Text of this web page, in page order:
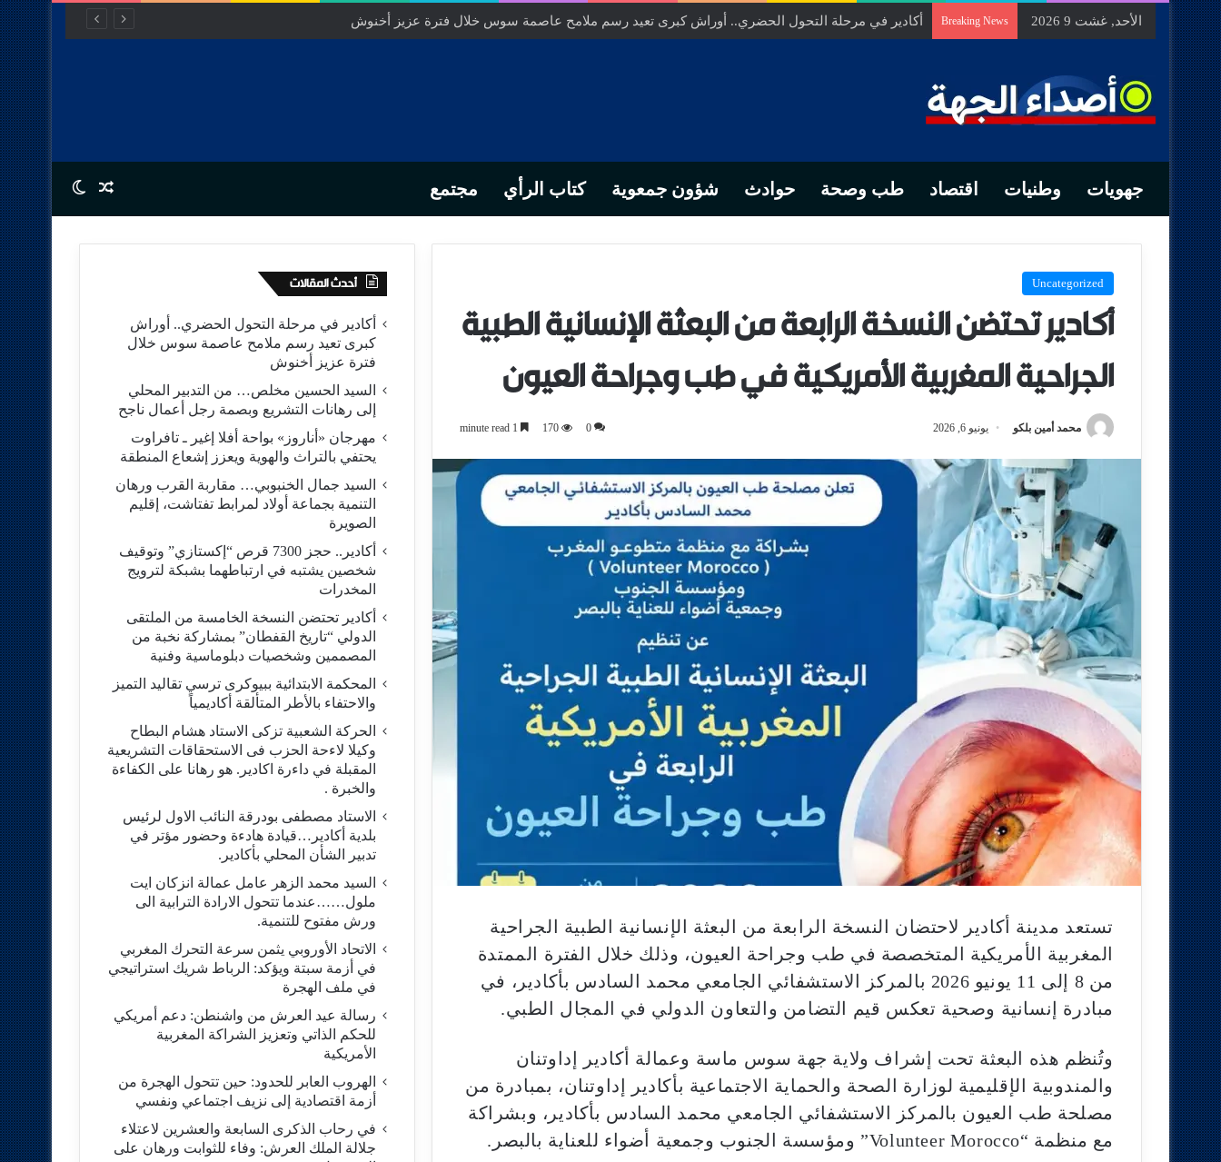
الأحد, غشت 9 2026 Breaking News السيد الحسين مخلص… من التدبير المحلي إلى رهانات التشريع وبصمة رجل أعمال ناجح
جهويات وطنيات اقتصاد طب وصحة حوادث شؤون جمعوية كتاب الرأي مجتمع Random Article
Switch skin
Uncategorized
أكادير تحتضن النسخة الرابعة من البعثة الإنسانية الطبية
الجراحية المغربية الأمريكية في طب وجراحة العيون
محمد أمين بلكو يونيو 6, 2026 0
170
تستعد مدينة أكادير لاحتضان النسخة الرابعة من البعثة الإنسانية الطبية الجراحية
المغربية الأمريكية المتخصصة في طب وجراحة العيون، وذلك خلال الفترة الممتدة
من 8 إلى 11 يونيو 2026 بالمركز الاستشفائي الجامعي محمد السادس بأكادير، في
مبادرة إنسانية وصحية تعكس قيم التضامن والتعاون الدولي في المجال الطبي.
وتُنظم هذه البعثة تحت إشراف ولاية جهة سوس ماسة وعمالة أكادير إداوتنان
والمندوبية الإقليمية لوزارة الصحة والحماية الاجتماعية بأكادير إداوتنان، بمبادرة من
مصلحة طب العيون بالمركز الاستشفائي الجامعي محمد السادس بأكادير، وبشراكة
مع منظمة “Volunteer Morocco” ومؤسسة الجنوب وجمعية أضواء للعناية بالبصر.
أحدث المقالات
أكادير في مرحلة التحول الحضري.. أوراش
كبرى تعيد رسم ملامح عاصمة سوس خلال
فترة عزيز أخنوش
السيد الحسين مخلص… من التدبير المحلي
إلى رهانات التشريع وبصمة رجل أعمال ناجح
مهرجان «أناروز» بواحة أفلا إغير ـ تافراوت
يحتفي بالتراث والهوية ويعزز إشعاع المنطقة
السيد جمال الخنبوبي… مقاربة القرب ورهان
التنمية بجماعة أولاد لمرابط تفتاشت، إقليم
الصويرة
أكادير.. حجز 7300 قرص “إكستازي” وتوقيف
شخصين يشتبه في ارتباطهما بشبكة لترويج
المخدرات
أكادير تحتضن النسخة الخامسة من الملتقى
الدولي “تاريخ القفطان” بمشاركة نخبة من
المصممين وشخصيات دبلوماسية وفنية
المحكمة الابتدائية ببيوكرى ترسي تقاليد التميز
والاحتفاء بالأطر المتألقة أكاديمياً
الحركة الشعبية تزكى الاستاد هشام البطاح
وكيلا لاءحة الحزب فى الاستحقاقات التشريعية
المقبلة في داءرة اكادير. هو رهانا على الكفاءة
والخبرة .
الاستاد مصطفى بودرقة النائب الاول لرئيس
بلدية أكادير…قيادة هادءة وحضور مؤتر في
تدبير الشأن المحلي بأكادير.
السيد محمد الزهر عامل عمالة انزكان ايت
ملول……عندما تتحول الارادة الترابية الى
ورش مفتوح للتنمية.
الاتحاد الأوروبي يثمن سرعة التحرك المغربي
في أزمة سبتة ويؤكد: الرباط شريك استراتيجي
في ملف الهجرة
رسالة عيد العرش من واشنطن: دعم أمريكي
للحكم الذاتي وتعزيز الشراكة المغربية
الأمريكية
​الهروب العابر للحدود: حين تتحول الهجرة من
أزمة اقتصادية إلى نزيف اجتماعي ونفسي
في رحاب الذكرى السابعة والعشرين لاعتلاء
جلالة الملك العرش: وفاء للثوابت ورهان على